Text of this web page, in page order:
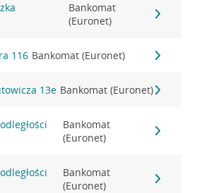
Bankomat
(Euronet)
116 Bankomat (Euronet)
13e Bankomat (Euronet)
Bankomat
(Euronet)
Bankomat
(Euronet)